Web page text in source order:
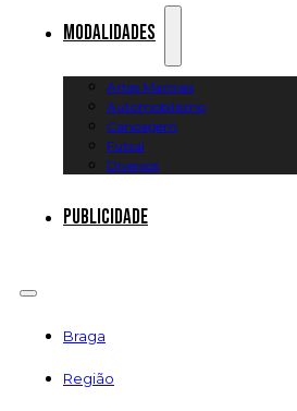
Modalidades
Artes Marciais
Automobilismo
Canoagem
Futsal
Diversos
Publicidade
Braga
Região